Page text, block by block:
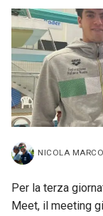
NICOLA
Per la terza
Meet, il meeting